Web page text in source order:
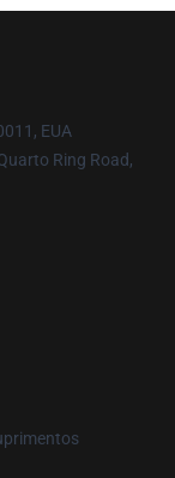
EUA
Ring Road,